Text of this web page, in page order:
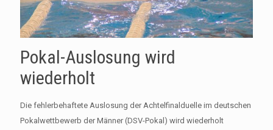
Pokal-Auslosung wird
wiederholt
Die fehlerbehaftete Auslosung der Achtelfinalduelle im deutschen
Pokalwettbewerb der Männer (DSV-Pokal) wird wiederholt